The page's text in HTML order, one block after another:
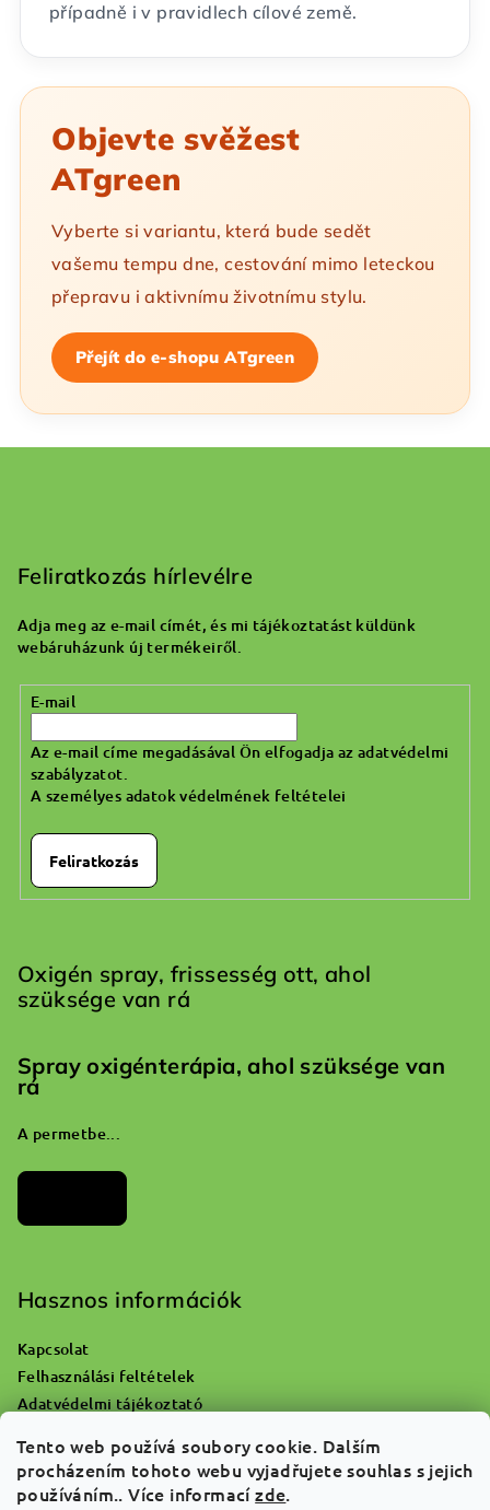
Tento web používá soubory cookie. Dalším
procházením tohoto webu vyjadřujete souhlas s jejich
používáním.. Více informacízde.
případně i v pravidlech cílové země.
Objevte svěžest
ATgreen
Vyberte si variantu, která bude sedět
vašemu tempu dne, cestování mimo leteckou
přepravu i aktivnímu životnímu stylu.
Přejít do e-shopu ATgreen
Feliratkozás hírlevélre
Adja meg az e-mail címét, és mi tájékoztatást küldünk
webáruházunk új termékeiről.
E-mail
Az e-mail címe megadásával Ön elfogadja az adatvédelmi
szabályzatot.
A személyes adatok védelmének feltételei
Feliratkozás
Oxigén spray, frissesség ott, ahol
szüksége van rá
Spray oxigénterápia, ahol szüksége van
rá
A permetbe...
Hasznos információk
Kapcsolat
Felhasználási feltételek
Adatvédelmi tájékoztató
Reklamáció és áruvisszaküldés
Rólunk